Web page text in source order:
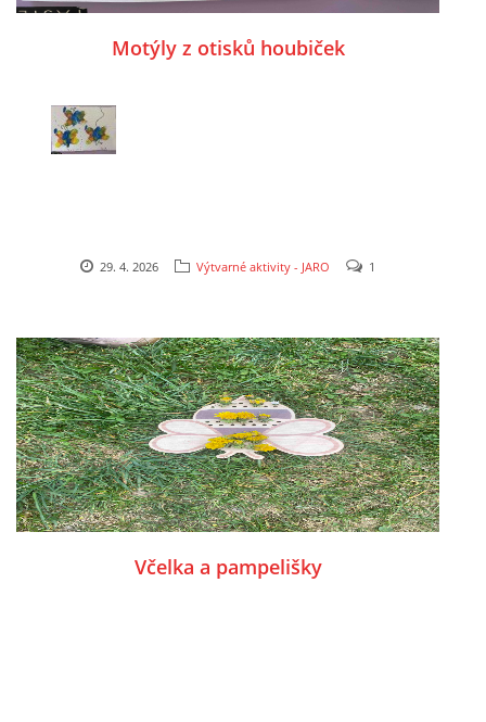
VZDĚLÁVACÍ BLOK DUBEN
VÝTVARNÉ POMŮCKY
VÝTVARNÉ AKTIVITY - PODZIM
VÝTVARNÉ AKTIVITY - ZIMA
CHARAKTERISTIKA ROČNÍCH OBDOBÍ
Motýly z otisků houbiček
29. 4. 2026 Výtvarné aktivity - JARO 1
Včelka a pampelišky